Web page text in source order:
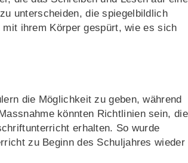
unterscheiden, die spiegelbildlich
ihrem Körper gespürt, wie es sich
die Möglichkeit zu geben, während
könnten Richtlinien sein, die
erhalten. So wurde
zu Beginn des Schuljahres wieder